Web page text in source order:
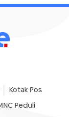
Kotak Pos
Peduli